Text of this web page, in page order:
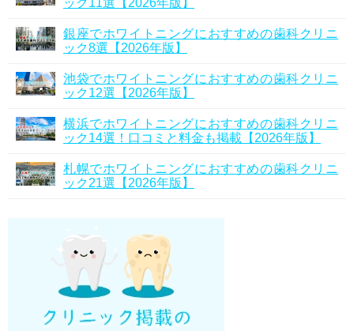
ック11選【2026年版】
銀座でホワイトニングにおすすめの歯科クリニ
ック8選【2026年版】
池袋でホワイトニングにおすすめの歯科クリニ
ック12選【2026年版】
横浜でホワイトニングにおすすめの歯科クリニ
ック14選！口コミと料金も掲載【2026年版】
札幌でホワイトニングにおすすめの歯科クリニ
ック21選【2026年版】